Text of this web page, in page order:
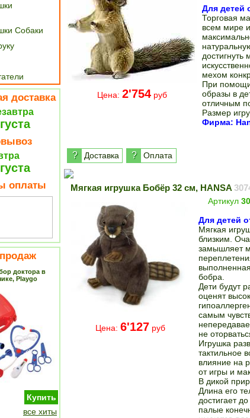
Собаки
доставка
оплаты
доктора в
Playgo
Купить
все хиты
Цена: 2'754 руб
Для детей
Торговая
всем мире
достигнуть
мехом
При помощи
образы в
отличным
Размер
Фирма:
? Доставка ? Оплата
Мягкая игрушка Бобёр 32 см, HANSA
Цена: 6'127 руб
Артикул
Для детей
Мягкая
близким.
замышляет
бобра.
Дети будут
оценят
самым
не
Игрушка
тактильное
влияние на
от игры и
В дикой
Длина его
достигает
палые